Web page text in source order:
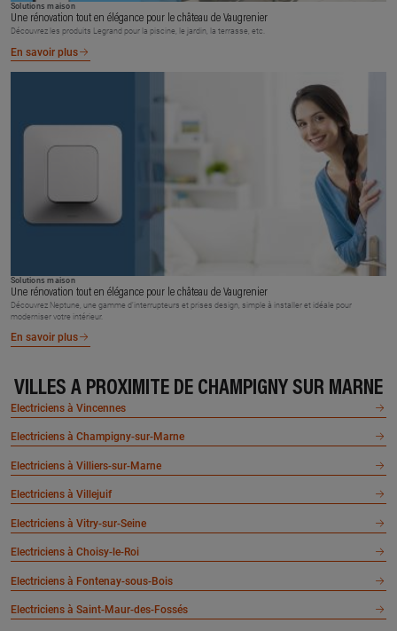
Solutions maison
Une rénovation tout en élégance pour le château de Vaugrenier
Découvrez les produits Legrand pour la piscine, le jardin, la terrasse, etc.
En savoir plus
Solutions maison
Une rénovation tout en élégance pour le château de Vaugrenier
Découvrez Neptune, une gamme d’interrupteurs et prises design, simple à installer et idéale pour
moderniser votre intérieur.
En savoir plus
VILLES À PROXIMITÉ DE CHAMPIGNY SUR MARNE
Electriciens à Vincennes
Electriciens à Champigny-sur-Marne
Electriciens à Villiers-sur-Marne
Electriciens à Villejuif
Electriciens à Vitry-sur-Seine
Electriciens à Choisy-le-Roi
Electriciens à Fontenay-sous-Bois
Electriciens à Saint-Maur-des-Fossés